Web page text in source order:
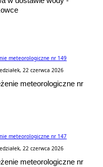
meteorologiczne nr 149
22 czerwca 2026
meteorologiczne nr
meteorologiczne nr 147
22 czerwca 2026
meteorologiczne nr